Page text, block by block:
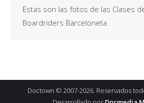
Estas son las fotos de las Clases
Boardriders Barceloneta
Doctown © 2007-2026. Reservados